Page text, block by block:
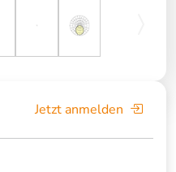
Jetzt anmelden